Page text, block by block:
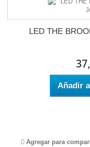
LED THE
Añadir
Agregar para